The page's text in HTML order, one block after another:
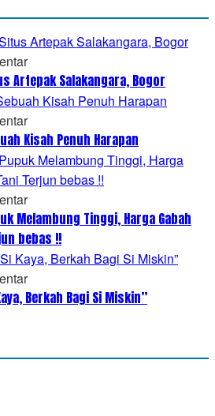
Artepak Salakangara, Bogor
Kisah Penuh Harapan
Melambung Tinggi, Harga Gabah
bebas !!
Berkah Bagi Si Miskin”